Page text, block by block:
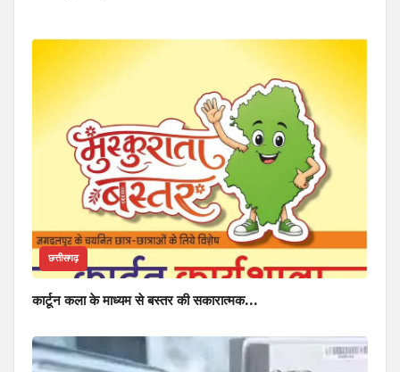
छत्तीसगढ़
कार्टून कला के माध्यम से बस्तर की सकारात्मक…